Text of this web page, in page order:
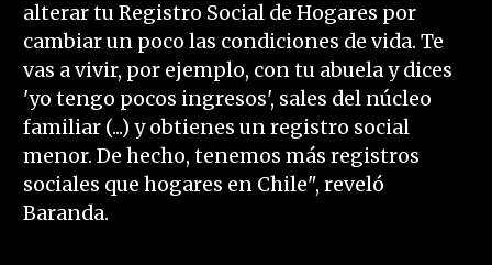
alterar tu Registro Social de Hogares por
cambiar un poco las condiciones de vida. Te
vas a vivir, por ejemplo, con tu abuela y dices
'yo tengo pocos ingresos', sales del núcleo
familiar (...) y obtienes un registro social
menor. De hecho, tenemos más registros
sociales que hogares en Chile", reveló
Baranda.